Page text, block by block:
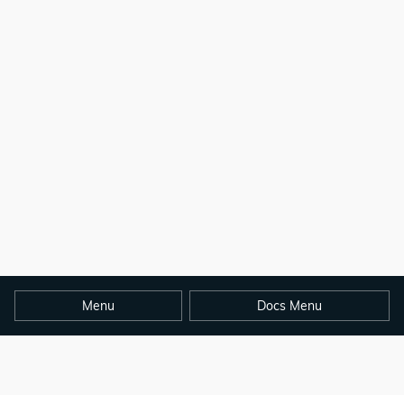
Menu Docs Menu